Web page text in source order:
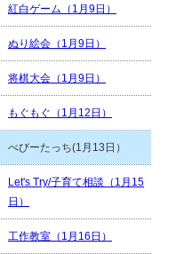
紅白ゲーム（1月9日）
ぬり絵会（1月9日）
将棋大会（1月9日）
もぐもぐ（1月12日）
べびーたっち(1月13日）
Let's Try/子育て相談（1月15
日）
工作教室（1月16日）